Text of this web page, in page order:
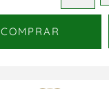
COMPRAR